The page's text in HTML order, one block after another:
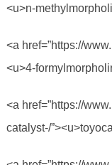
<u>n-
<a href=”https://
<u>4-
<a href=”https://
catalyst-/